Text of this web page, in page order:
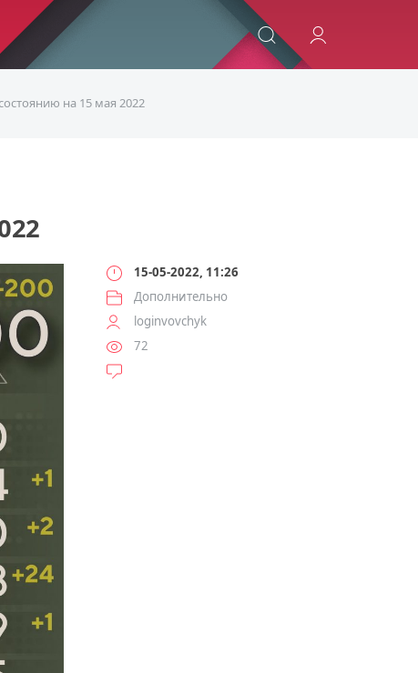
ИСКАТЬ
на 15 мая 2022
15-05-2022, 11:26
Дополнительно
loginvovchyk
72